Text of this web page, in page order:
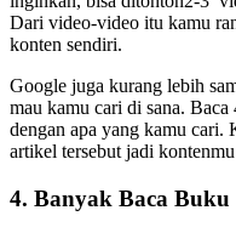
Dari video-video itu kamu
konten sendiri.
Google juga kurang lebih
mau kamu cari di sana.
dengan apa yang kamu
artikel tersebut jadi
4. Banyak Baca Buku